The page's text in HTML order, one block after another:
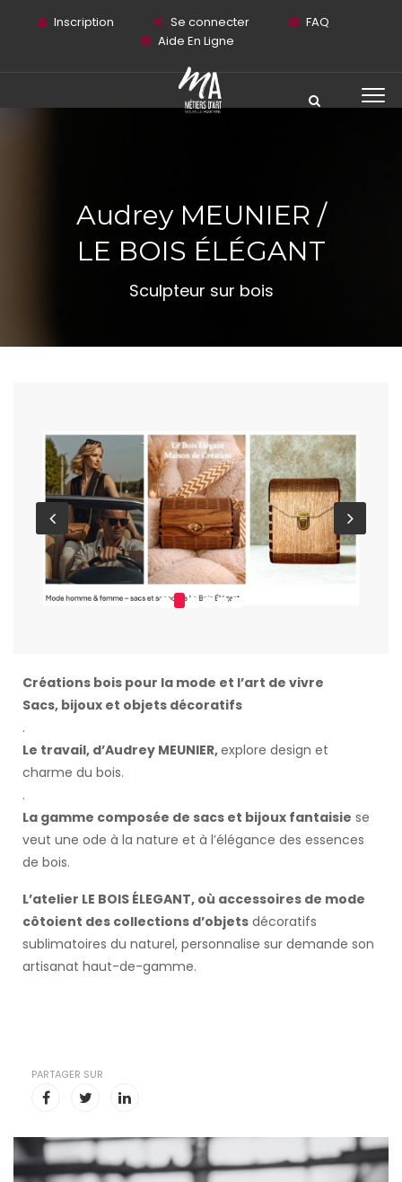
Inscription Se connecter
FAQ
Aide En Ligne
Audrey MEUNIER /
LE BOIS ÉLÉGANT
Sculpteur sur bois
Créations bois pour la mode et l’art de vivre
Sacs, bijoux et objets décoratifs
.
Le travail, d’Audrey MEUNIER,explore design et
charme du bois.
.
La gamme composée de sacs et bijoux fantaisie se
veut une ode à la nature et à l’élégance des essences
de bois.
L’atelier LE BOIS ÉLEGANT, où accessoires de mode
côtoient des collections d’objets décoratifs
sublimatoires du naturel, personnalise sur demande son
artisanat haut-de-gamme.
PARTAGER SUR